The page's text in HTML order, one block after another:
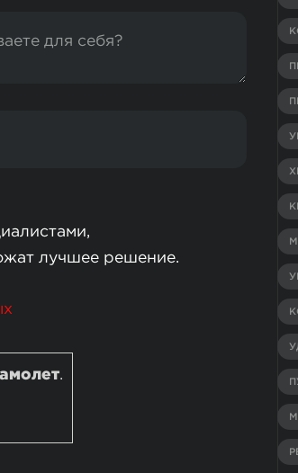
лучшее решение.
.